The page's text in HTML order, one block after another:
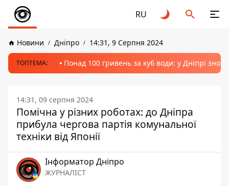
RU
Новини Дніпро 14:31, 9 Серпня 2024
ТОПТЕМА: Понад 100 гривень за куб води: у Дніпрі
14:31, 09 серпня 2024
Помічна у різних роботах: до Дніпра
прибула чергова партія комунальної
техніки від Японії
Інформатор Дніпро
ЖУРНАЛІСТ